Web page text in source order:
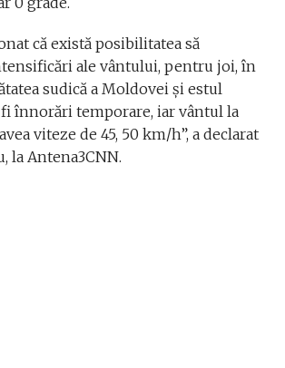
că există posibilitatea să
ale vântului, pentru joi, în
sudică a Moldovei și estul
înnorări temporare, iar vântul la
viteze de 45, 50 km/h”, a declarat
la Antena3CNN.